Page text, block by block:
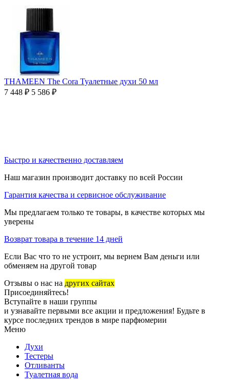
THAMEEN The Cora Туалетные духи 50 мл
7 448 ₽ 5 586 ₽
Быстро и качественно доставляем
Наш магазин производит доставку по всей России
Гарантия качества и сервисное обслуживание
Мы предлагаем только те товары, в качестве которых мы
уверены
Возврат товара в течение 14 дней
Если Вас что то не устроит, мы вернем Вам деньги или
обменяем на другой товар
Отзывы о нас на других сайтах
Присоединяйтесь!
Вступайте в наши группы
и узнавайте первыми все акции и предложения! Будьте в
курсе последних трендов в мире парфюмерии
Меню
Духи
Тестеры
Отливанты
Туалетная вода